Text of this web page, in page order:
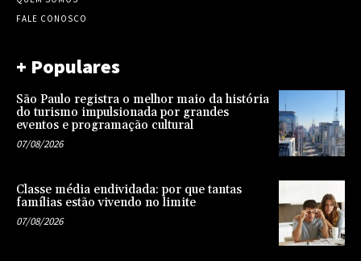
FALE CONOSCO
+ Populares
São Paulo registra o melhor maio da história
do turismo impulsionada por grandes
eventos e programação cultural
07/08/2026
Classe média endividada: por que tantas
famílias estão vivendo no limite
07/08/2026